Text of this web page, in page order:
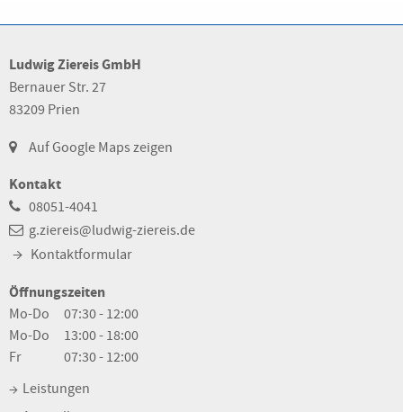
Ludwig Ziereis GmbH
Bernauer Str. 27
83209 Prien
Auf Google Maps zeigen
Kontakt
08051-4041
g.ziereis@ludwig-ziereis.de
Kontaktformular
Öffnungszeiten
Mo-Do
07:30 - 12:00
Mo-Do
13:00 - 18:00
Fr
07:30 - 12:00
Leistungen